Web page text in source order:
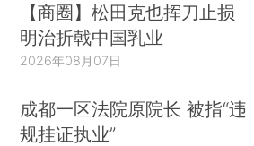
【商圈】松田克也挥刀止损
明治折戟中国乳业
2026年08月07日
成都一区法院原院长 被指“违
规挂证执业”